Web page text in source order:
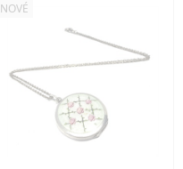
NOVÉ